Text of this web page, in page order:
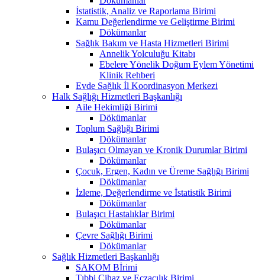
İstatistik, Analiz ve Raporlama Birimi
Kamu Değerlendirme ve Geliştirme Birimi
Dökümanlar
Sağlık Bakım ve Hasta Hizmetleri Birimi
Annelik Yolculuğu Kitabı
Ebelere Yönelik Doğum Eylem Yönetimi
Klinik Rehberi
Evde Sağlık İl Koordinasyon Merkezi
Halk Sağlığı Hizmetleri Başkanlığı
Aile Hekimliği Birimi
Dökümanlar
Toplum Sağlığı Birimi
Dökümanlar
Bulaşıcı Olmayan ve Kronik Durumlar Birimi
Dökümanlar
Çocuk, Ergen, Kadın ve Üreme Sağlığı Birimi
Dökümanlar
İzleme, Değerlendirme ve İstatistik Birimi
Dökümanlar
Bulaşıcı Hastalıklar Birimi
Dökümanlar
Çevre Sağlığı Birimi
Dökümanlar
Sağlık Hizmetleri Başkanlığı
SAKOM Bİrimi
Tıbbi Cihaz ve Eczacılık Birimi